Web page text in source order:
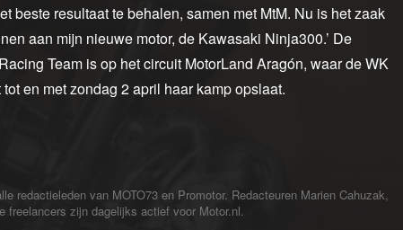
beste resultaat te behalen, samen met MtM. Nu is het zaak
aan mijn nieuwe motor, de Kawasaki Ninja300.’ De
Team is op het circuit MotorLand Aragón, waar de WK
en met zondag 2 april haar kamp opslaat.
redactieleden van MOTO73 en Promotor. Redacteuren Marien Cahuzak,
freelancers zijn dagelijks actief voor Motor.nl.